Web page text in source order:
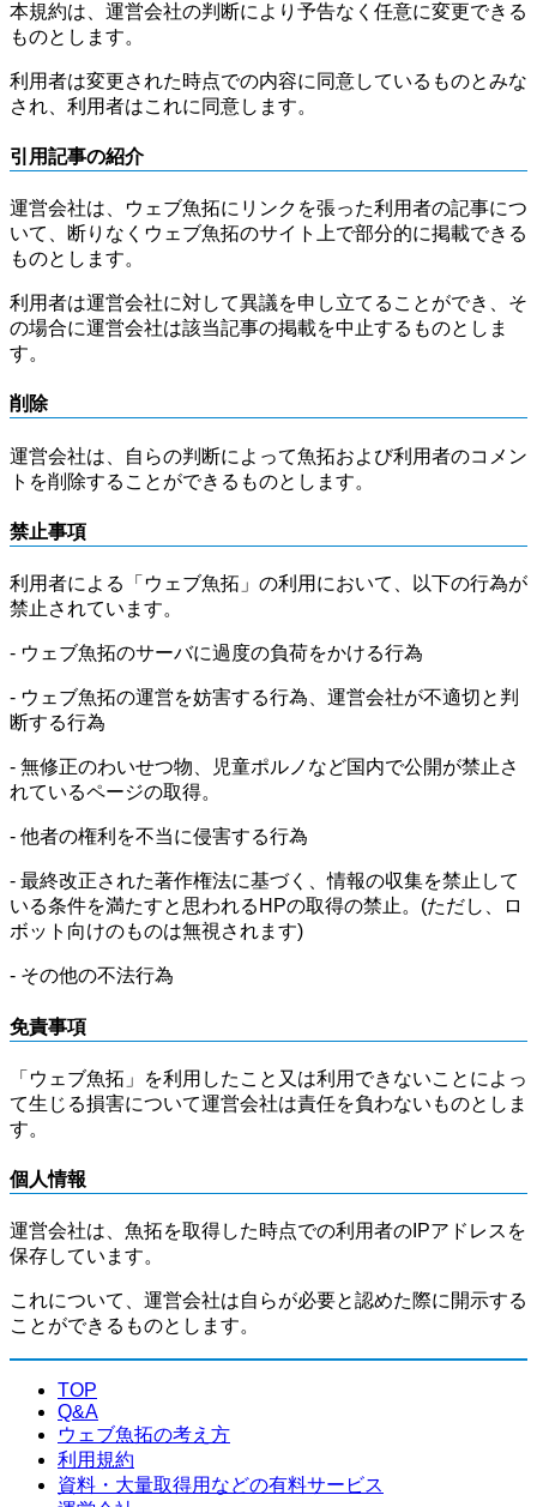
本規約は、運営会社の判断により予告なく任意に変更できる
ものとします。
利用者は変更された時点での内容に同意しているものとみな
され、利用者はこれに同意します。
引用記事の紹介
運営会社は、ウェブ魚拓にリンクを張った利用者の記事につ
いて、断りなくウェブ魚拓のサイト上で部分的に掲載できる
ものとします。
利用者は運営会社に対して異議を申し立てることができ、そ
の場合に運営会社は該当記事の掲載を中止するものとしま
す。
削除
運営会社は、自らの判断によって魚拓および利用者のコメン
トを削除することができるものとします。
禁止事項
利用者による「ウェブ魚拓」の利用において、以下の行為が
禁止されています。
- ウェブ魚拓のサーバに過度の負荷をかける行為
- ウェブ魚拓の運営を妨害する行為、運営会社が不適切と判
断する行為
- 無修正のわいせつ物、児童ポルノなど国内で公開が禁止さ
れているページの取得。
- 他者の権利を不当に侵害する行為
- 最終改正された著作権法に基づく、情報の収集を禁止して
いる条件を満たすと思われるHPの取得の禁止。(ただし、ロ
ボット向けのものは無視されます)
- その他の不法行為
免責事項
「ウェブ魚拓」を利用したこと又は利用できないことによっ
て生じる損害について運営会社は責任を負わないものとしま
す。
個人情報
運営会社は、魚拓を取得した時点での利用者のIPアドレスを
保存しています。
これについて、運営会社は自らが必要と認めた際に開示する
ことができるものとします。
TOP
Q&A
ウェブ魚拓の考え方
利用規約
資料・大量取得用などの有料サービス